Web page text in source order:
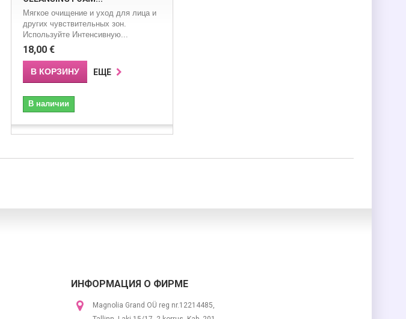
Мягкое очищение и уход для лица и
других чувствительных зон.
Используйте Интенсивную...
18,00 €
В КОРЗИНУ ЕЩЕ
В наличии
ИНФОРМАЦИЯ О ФИРМЕ
Magnolia Grand OÜ reg nr.12214485,